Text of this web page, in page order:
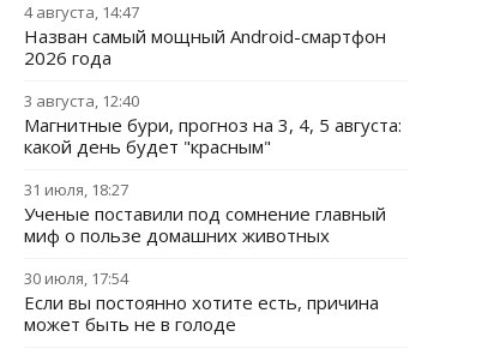
4 августа, 14:47
Назван самый мощный Android-смартфон
2026 года
3 августа, 12:40
Магнитные бури, прогноз на 3, 4, 5 августа:
какой день будет "красным"
31 июля, 18:27
Ученые поставили под сомнение главный
миф о пользе домашних животных
30 июля, 17:54
Если вы постоянно хотите есть, причина
может быть не в голоде